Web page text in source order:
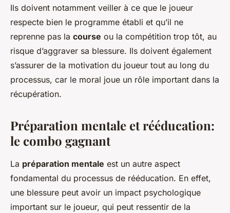
Ils doivent notamment veiller à ce que le joueur
respecte bien le programme établi et qu’il ne
reprenne pas la course ou la compétition trop tôt, au
risque d’aggraver sa blessure. Ils doivent également
s’assurer de la motivation du joueur tout au long du
processus, car le moral joue un rôle important dans la
récupération.
Préparation mentale et rééducation:
le combo gagnant
La préparation mentale est un autre aspect
fondamental du processus de rééducation. En effet,
une blessure peut avoir un impact psychologique
important sur le joueur, qui peut ressentir de la